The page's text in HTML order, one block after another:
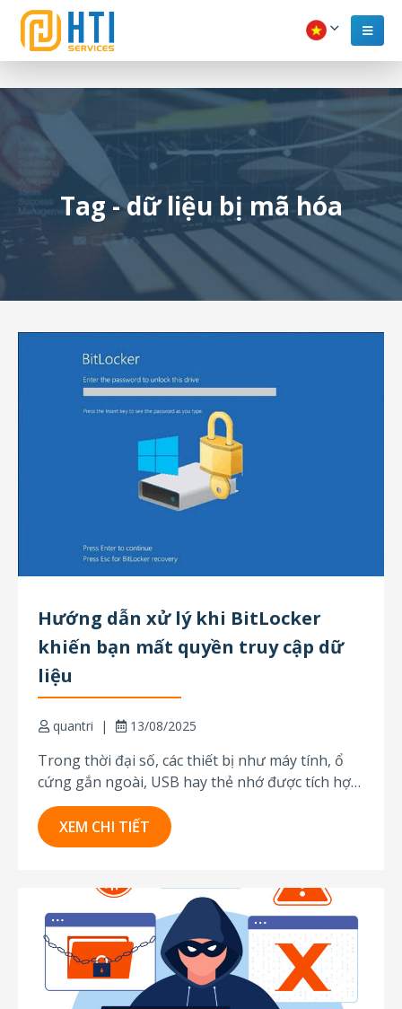
Tag - dữ liệu bị mã hóa
Hướng dẫn xử lý khi BitLocker
khiến bạn mất quyền truy cập dữ
liệu
quantri 13/08/2025
Trong thời đại số, các thiết bị như máy tính, ổ
cứng gắn ngoài, USB hay thẻ nhớ được tích hợp
sẵn các công nghệ mã hóa để bảo vệ dữ liệu
ngày càng nhiều. BitLocker – giải pháp mã hóa
của Microsoft – là một trong những công...
XEM CHI TIẾT